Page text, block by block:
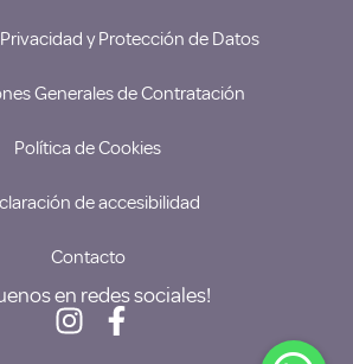
y Protección de Datos
Generales de Contratación
Política de Cookies
de accesibilidad
Contacto
en redes sociales!